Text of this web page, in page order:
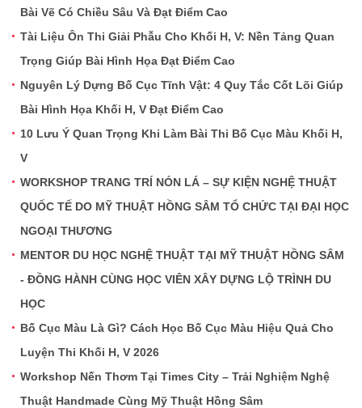
Bài Vẽ Có Chiều Sâu Và Đạt Điểm Cao
Tài Liệu Ôn Thi Giải Phẫu Cho Khối H, V: Nền Tảng Quan
Trọng Giúp Bài Hình Họa Đạt Điểm Cao
Nguyên Lý Dựng Bố Cục Tĩnh Vật: 4 Quy Tắc Cốt Lõi Giúp
Bài Hình Họa Khối H, V Đạt Điểm Cao
10 Lưu Ý Quan Trọng Khi Làm Bài Thi Bố Cục Màu Khối H,
V
WORKSHOP TRANG TRÍ NÓN LÁ – SỰ KIỆN NGHỆ THUẬT
QUỐC TẾ DO MỸ THUẬT HỒNG SÂM TỔ CHỨC TẠI ĐẠI HỌC
NGOẠI THƯƠNG
MENTOR DU HỌC NGHỆ THUẬT TẠI MỸ THUẬT HỒNG SÂM
- ĐỒNG HÀNH CÙNG HỌC VIÊN XÂY DỰNG LỘ TRÌNH DU
HỌC
Bố Cục Màu Là Gì? Cách Học Bố Cục Màu Hiệu Quả Cho
Luyện Thi Khối H, V 2026
Workshop Nến Thơm Tại Times City – Trải Nghiệm Nghệ
Thuật Handmade Cùng Mỹ Thuật Hồng Sâm